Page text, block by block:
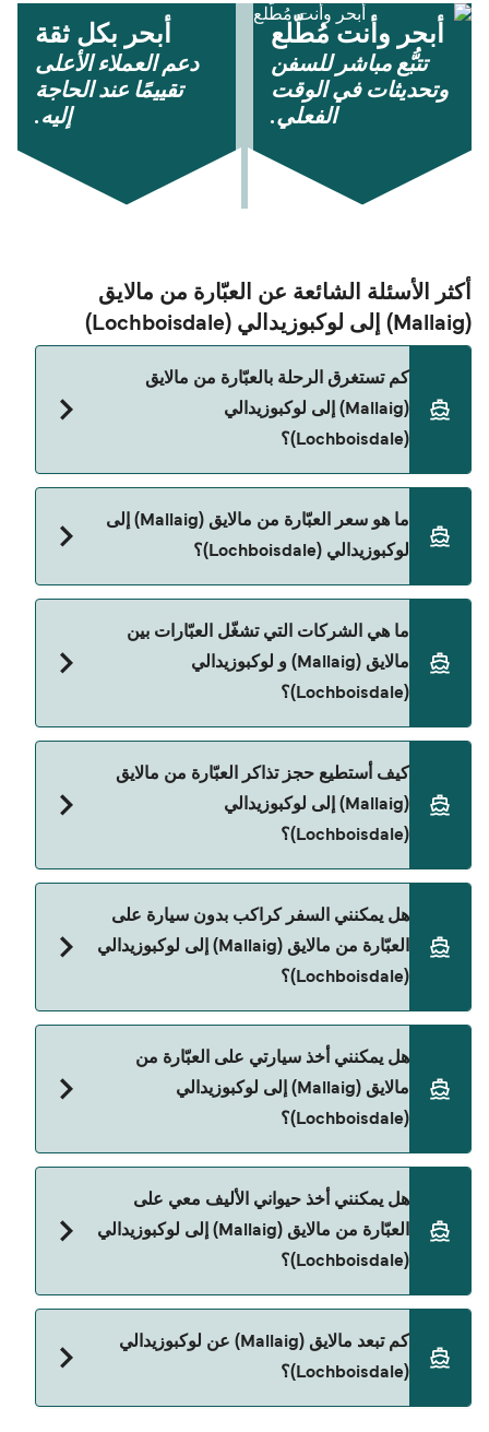
أبحر وأنت مُطّلع
تتبُّع مباشر للسفن
وتحديثات في الوقت
الفعلي.
أبحر بكل ثقة
دعم العملاء الأعلى
تقييمًا عند الحاجة
إليه.
أكثر الأسئلة الشائعة عن العبّارة من مالايق
(Mallaig) إلى لوكبوزيدالي (Lochboisdale)
كم تستغرق الرحلة بالعبّارة من مالايق
(Mallaig) إلى لوكبوزيدالي
(Lochboisdale)؟
(Lochboisdale) تقريباً 3 ساعات 30 دقائق. مدة الإبحار
ممكن تختلف حسب الموسم والشركة، لذلك ننصحك
بمراجعة الأوقات المباشرة باستخدام Direct Ferries
ما هو سعر العبّارة من مالايق (Mallaig) إلى
لوكبوزيدالي (Lochboisdale)؟
(Lochboisdale) يختلف حسب الموسم. متوسط سعر
الرحلة هو 934٫04 ر.ق.‏SAR. السعر لا يشمل رسوم
الحجز.
ما هي الشركات التي تشغّل العبّارات بين
مالايق (Mallaig) و لوكبوزيدالي
(Lochboisdale)؟
كيف أستطيع حجز تذاكر العبّارة من مالايق
(Mallaig) إلى لوكبوزيدالي
(Lochboisdale)؟
صفحة العروض لمعرفة أحدث التخفيضات.
هل يمكنني السفر كراكب بدون سيارة على
العبّارة من مالايق (Mallaig) إلى لوكبوزيدالي
(Lochboisdale)؟
نعم، يمكنك السفر كراكب بدون سيارة من مالايق
Caledonian MacBrayne
هل يمكنني أخذ سيارتي على العبّارة من
مالايق (Mallaig) إلى لوكبوزيدالي
(Lochboisdale)؟
نعم، يمكنك السفر مع سيارتك على العبّارة من مالايق
Caledonian MacBrayne
هل يمكنني أخذ حيواني الأليف معي على
العبّارة من مالايق (Mallaig) إلى لوكبوزيدالي
(Lochboisdale)؟
(Mallaig) و لوكبوزيدالي (Lochboisdale).
كم تبعد مالايق (Mallaig) عن لوكبوزيدالي
(Lochboisdale)؟